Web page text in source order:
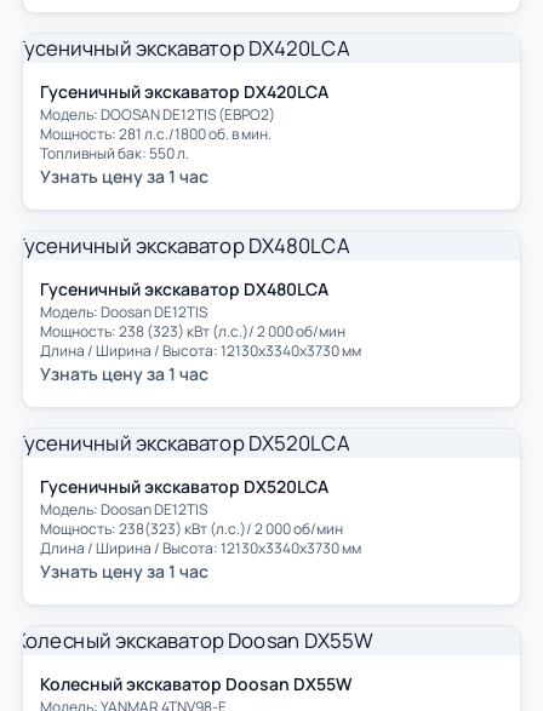
Гусеничный экскаватор DX420LCA
Модель: DOOSAN DE12TIS (ЕВРО2)
Мощность: 281 л.с./1800 об. в мин.
Топливный бак: 550 л.
Узнать цену за 1 час
Гусеничный экскаватор DX480LCA
Модель: Doosan DE12TIS
Мощность: 238 (323) кВт (л.с.)/ 2 000 об/мин
Длина / Ширина / Высота: 12130x3340x3730 мм
Узнать цену за 1 час
Гусеничный экскаватор DX520LCA
Модель: Doosan DE12TIS
Мощность: 238(323) кВт (л.с.)/ 2 000 об/мин
Длина / Ширина / Высота: 12130x3340x3730 мм
Узнать цену за 1 час
Колесный экскаватор Doosan DX55W
Модель: YANMAR 4TNV98-E